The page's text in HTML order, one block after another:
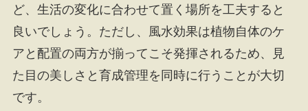
ど、生活の変化に合わせて置く場所を工夫すると
良いでしょう。ただし、風水効果は植物自体のケ
アと配置の両方が揃ってこそ発揮されるため、見
た目の美しさと育成管理を同時に行うことが大切
です。